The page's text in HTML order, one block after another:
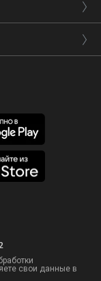
свои данные в